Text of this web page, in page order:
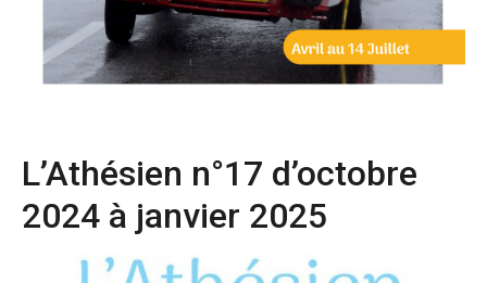
L’Athésien n°17 d’octobre
2024 à janvier 2025